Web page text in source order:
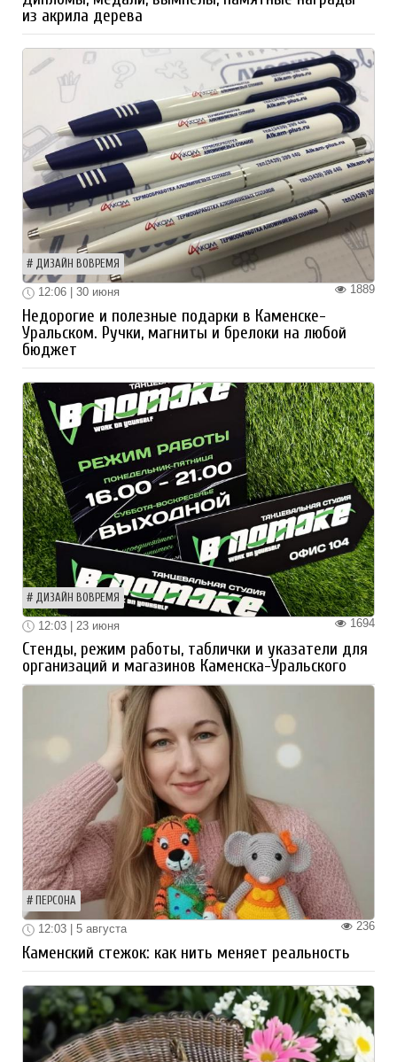
из акрила дерева
ДИЗАЙН ВОВРЕМЯ
1889
12:06 | 30 июня
Недорогие и полезные подарки в Каменске-
Уральском. Ручки, магниты и брелоки на любой
бюджет
ДИЗАЙН ВОВРЕМЯ
1694
12:03 | 23 июня
Стенды, режим работы, таблички и указатели для
организаций и магазинов Каменска-Уральского
ПЕРСОНА
236
12:03 | 5 августа
Каменский стежок: как нить меняет реальность